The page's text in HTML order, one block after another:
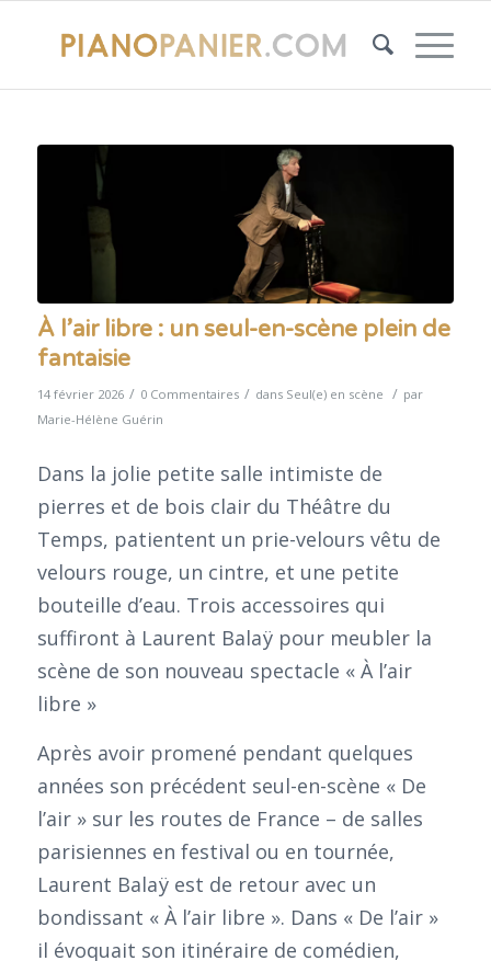
À l’air libre : un seul-en-scène plein de
fantaisie
14 février 2026 / 0 Commentaires / dans Seul(e) en scène / par
Marie-Hélène Guérin
Dans la jolie petite salle intimiste de
pierres et de bois clair du Théâtre du
Temps, patientent un prie-velours vêtu de
velours rouge, un cintre, et une petite
bouteille d’eau. Trois accessoires qui
suffiront à Laurent Balaÿ pour meubler la
scène de son nouveau spectacle « À l’air
libre »
Après avoir promené pendant quelques
années son précédent seul-en-scène « De
l’air » sur les routes de France – de salles
parisiennes en festival ou en tournée,
Laurent Balaÿ est de retour avec un
bondissant « À l’air libre ». Dans « De l’air »
il évoquait son itinéraire de comédien,